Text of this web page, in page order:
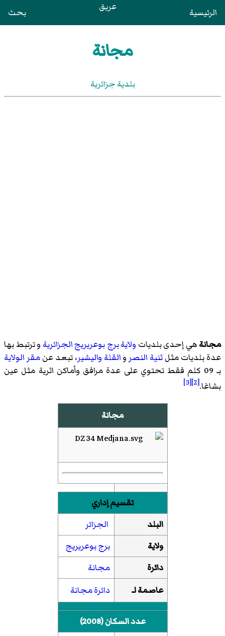
الرئيسية عريق بحث
مجانة
بلدية جزائرية
مجانةهي إحدى بلديات ولاية برج بوعريريجالجزائرية و ترتبط بها
عدة بلديات مثلثنية النصر والقلة واليشير، تبعد عنمقر الولاية
بـ 09 كلم فقط تحتوي على عدة مرافق وأماكن اثرية مثل عين
بشاغا.[2]
[3]
مجانة
تقسيم إداري
البلد
الجزائر
ولاية
برج بوعريريج
دائرة
مجانة
عاصمة لـ
دائرة مجانة
عدد السكان (2008)